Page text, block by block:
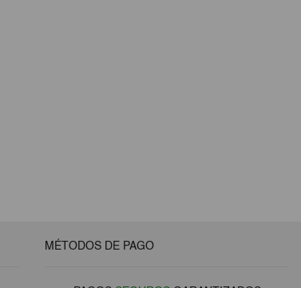
MÉTODOS DE PAGO